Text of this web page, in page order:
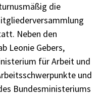
die
Neben den
Leonie Gebers,
für Arbeit und
und
Bundesministeriums